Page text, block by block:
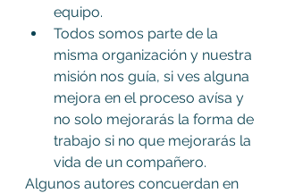
equipo.
Todos somos parte de la
misma organización y nuestra
misión nos guía, si ves alguna
mejora en el proceso avísa y
no solo mejorarás la forma de
trabajo si no que mejorarás la
vida de un compañero.
Algunos autores concuerdan en